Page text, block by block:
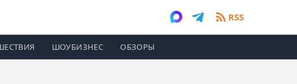
RSS
ШОУБИЗНЕС ОБЗОРЫ